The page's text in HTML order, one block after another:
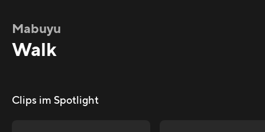
Mabuyu
Walk
Clips im Spotlight